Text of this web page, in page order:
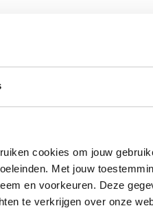
cookies om jouw
Met jouw
en voorkeuren. Deze
te verkrijgen over onze
op je huid dichtbij de
dus mee uit.
arts zal alle regels met je